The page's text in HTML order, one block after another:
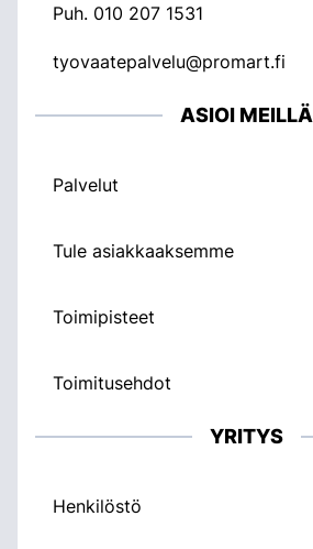
Puh. 010 207 1531
tyovaatepalvelu@promart.fi
ASIOI MEILLÄ
Palvelut
Tule asiakkaaksemme
Toimipisteet
Toimitusehdot
YRITYS
Henkilöstö